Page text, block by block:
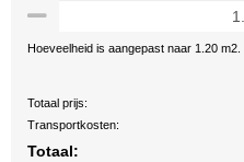
Hoeveelheid is aangepast naar 1.20 m2.
Totaal prijs:
Transportkosten:
Totaal: